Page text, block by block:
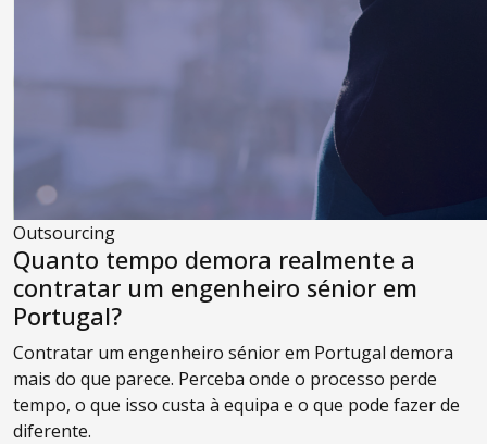
Outsourcing
Quanto tempo demora realmente a
contratar um engenheiro sénior em
Portugal?
Contratar um engenheiro sénior em Portugal demora
mais do que parece. Perceba onde o processo perde
tempo, o que isso custa à equipa e o que pode fazer de
diferente.